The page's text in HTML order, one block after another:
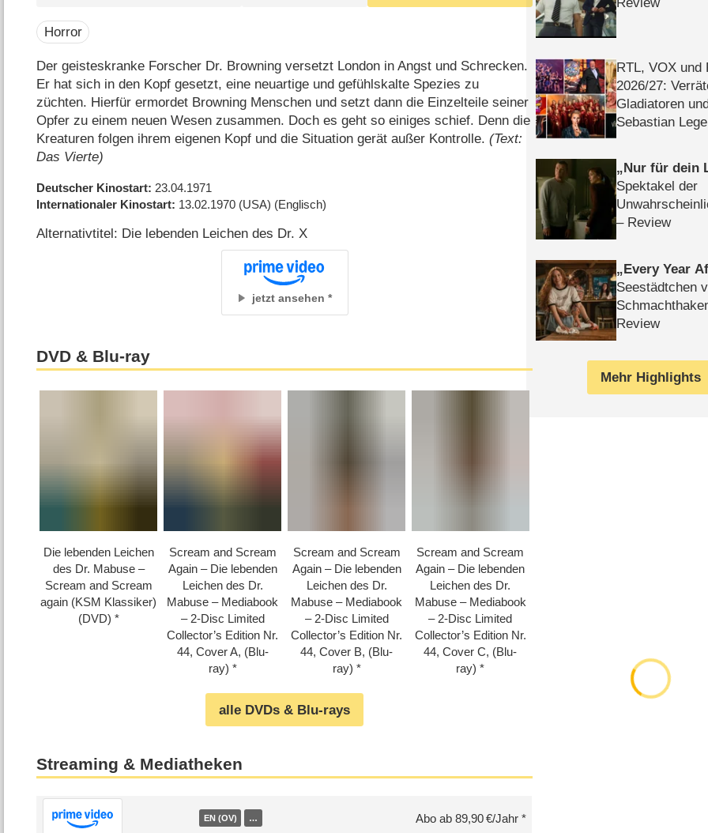
Horror
Der geisteskranke Forscher Dr. Browning versetzt London in Angst und Schrecken.
Er hat sich in den Kopf gesetzt, eine neuartige und gefühlskalte Spezies zu
züchten. Hierfür ermordet Browning Menschen und setzt dann die Einzelteile seiner
Opfer zu einem neuen Wesen zusammen. Doch es geht so einiges schief. Denn die
Kreaturen folgen ihrem eigenen Kopf und die Situation gerät außer Kontrolle.(Text:
Das Vierte)
Deutscher Kinostart 23.04.1971
Internationaler Kinostart 13.02.1970 (USA) (Englisch)
Alternativtitel: Die lebenden Leichen des Dr. X
jetzt ansehen
DVD & Blu-ray
Die lebenden Leichen
des Dr. Mabuse –
Scream and Scream
again (KSM Klassiker)
(DVD)
Scream and Scream
Again – Die lebenden
Leichen des Dr.
Mabuse – Mediabook
– 2-Disc Limited
Collector’s Edition Nr.
44, Cover A, (Blu-
ray)
Scream and Scream
Again – Die lebenden
Leichen des Dr.
Mabuse – Mediabook
– 2-Disc Limited
Collector’s Edition Nr.
44, Cover B, (Blu-
ray)
Scream and Scream
Again – Die lebenden
Leichen des Dr.
Mabuse – Mediabook
– 2-Disc Limited
Collector’s Edition Nr.
44, Cover C, (Blu-
ray)
alle DVDs & Blu-rays
Streaming & Mediatheken
EN (OV) … Abo ab 89,90 €/Jahr
RTL, VOX und
2026/​27:
Gladiatoren
Sebastian Lege
Nur für dein
Spektakel der
– Review
Every Year
Seestädtchen
Review
Mehr Highlights